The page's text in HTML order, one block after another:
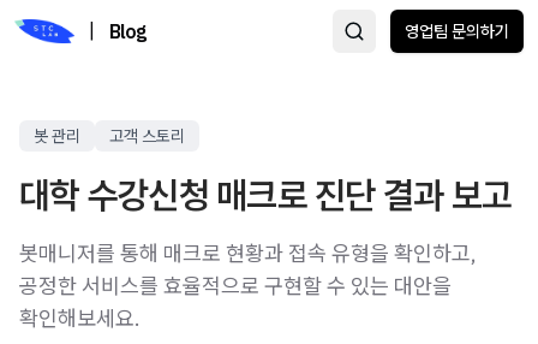
Blog 영업팀 문의하기
봇 관리 고객 스토리
대학 수강신청 매크로 진단 결과 보고
봇매니저를 통해 매크로 현황과 접속 유형을 확인하고,
공정한 서비스를 효율적으로 구현할 수 있는 대안을
확인해보세요.